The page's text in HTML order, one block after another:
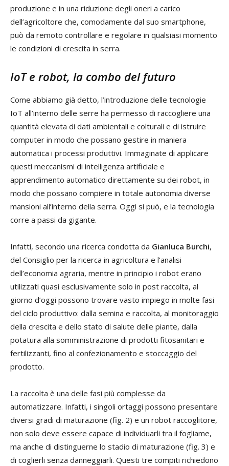
produzione e in una riduzione degli oneri a carico
dell’agricoltore che, comodamente dal suo smartphone,
può da remoto controllare e regolare in qualsiasi momento
le condizioni di crescita in serra.
IoT e robot, la combo del futuro
Come abbiamo già detto, l’introduzione delle tecnologie
IoT all’interno delle serre ha permesso di raccogliere una
quantità elevata di dati ambientali e colturali e di istruire
computer in modo che possano gestire in maniera
automatica i processi produttivi. Immaginate di applicare
questi meccanismi di intelligenza artificiale e
apprendimento automatico direttamente su dei robot, in
modo che possano compiere in totale autonomia diverse
mansioni all’interno della serra. Oggi si può, e la tecnologia
corre a passi da gigante.
Infatti, secondo una ricerca condotta da Gianluca Burchi,
del Consiglio per la ricerca in agricoltura e l’analisi
dell’economia agraria, mentre in principio i robot erano
utilizzati quasi esclusivamente solo in post raccolta, al
giorno d’oggi possono trovare vasto impiego in molte fasi
del ciclo produttivo: dalla semina e raccolta, al monitoraggio
della crescita e dello stato di salute delle piante, dalla
potatura alla somministrazione di prodotti fitosanitari e
fertilizzanti, fino al confezionamento e stoccaggio del
prodotto.
La raccolta è una delle fasi più complesse da
automatizzare. Infatti, i singoli ortaggi possono presentare
diversi gradi di maturazione (fig. 2) e un robot raccoglitore,
non solo deve essere capace di individuarli tra il fogliame,
ma anche di distinguerne lo stadio di maturazione (fig. 3) e
di coglierli senza danneggiarli. Questi tre compiti richiedono